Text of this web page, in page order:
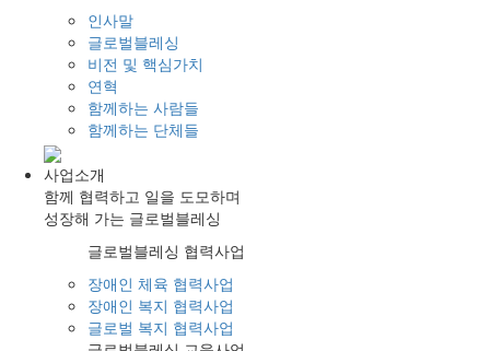
인사말
글로벌블레싱
비전 및 핵심가치
연혁
함께하는 사람들
함께하는 단체들
사업소개
함께 협력하고 일을 도모하며
성장해 가는 글로벌블레싱
글로벌블레싱 협력사업
장애인 체육 협력사업
장애인 복지 협력사업
글로벌 복지 협력사업